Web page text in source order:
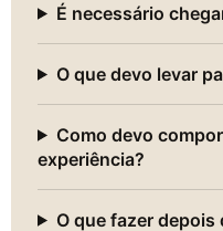
É necessário
O que devo levar
Como devo
experiência?
O que fazer depois